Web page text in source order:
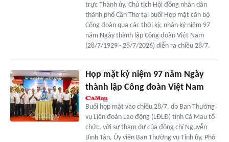
trực Thành ủy, Chủ tịch Hội đồng nhân dân
thành phố Cần Thơ tại buổi Họp mặt cán bộ
Công đoàn qua các thời kỳ, nhân kỷ niệm 97
năm Ngày thành lập Công đoàn Việt Nam
(28/7/1929 - 28/7/2026) diễn ra chiều 28/7.
Họp mặt kỷ niệm 97 năm Ngày
thành lập Công đoàn Việt Nam
Buổi họp mặt vào chiều 28/7, do Ban Thường
vụ Liên đoàn Lao động (LĐLĐ) tỉnh Cà Mau tổ
chức, với sự tham dự của đồng chí Nguyễn
Bình Tân, Ủy viên Ban Thường vụ Tỉnh ủy, Phó